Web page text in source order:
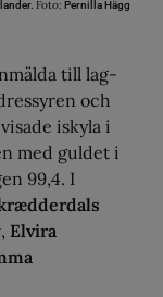
Foto: Pernilla Hägg
till lag-
och
iskyla i
med guldet i
99,4. I
, Elvira